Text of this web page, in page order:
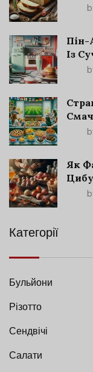
Пін-
Із
Як
Категорії
Бульйони
Різотто
Сендвічі
Салати